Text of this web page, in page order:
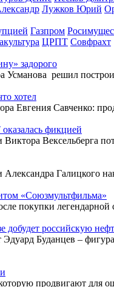
Лужков Юрий
Газпром
ЦРПТ Совфрахт
задорого
решил
хотел
Евгения Савченко:
фикцией
Вексельберга
Галицкого
«Союзмультфильма»
покупки легендарной
российскую
Буданцев –
продвигают для